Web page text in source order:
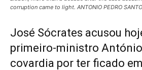
corruption came to light. ANTONIO PEDRO
José Sócrates acusou
primeiro-ministro
covardia por ter ficado